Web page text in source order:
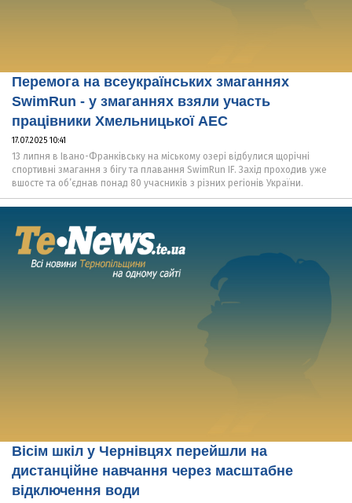
Перемога на всеукраїнських змаганнях
SwimRun - у змаганнях взяли участь
працівники Хмельницької АЕС
17.07.2025 10:41
13 липня в Івано-Франківську на міському озері відбулися щорічні
спортивні змагання з бігу та плавання SwimRun IF. Захід проходив уже
вшосте та об’єднав понад 80 учасників з різних регіонів України.
Вісім шкіл у Чернівцях перейшли на
дистанційне навчання через масштабне
відключення води